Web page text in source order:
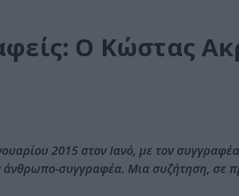
Ο Κώστας
2015 στον Ιανό, με τον
άνθρωπο-συγγραφέα. Μια συζήτηση, σε